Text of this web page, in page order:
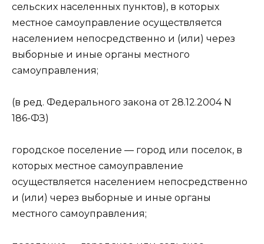
сельских населенных пунктов), в которых
местное самоуправление осуществляется
населением непосредственно и (или) через
выборные и иные органы местного
самоуправления;
(в ред. Федерального закона от 28.12.2004 N
186-ФЗ)
городское поселение — город или поселок, в
которых местное самоуправление
осуществляется населением непосредственно
и (или) через выборные и иные органы
местного самоуправления;